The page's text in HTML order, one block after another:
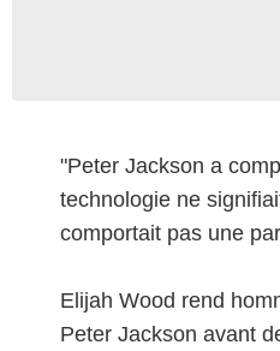
"Peter Jackson a
technologie ne
comportait pas une
Elijah Wood rend
Peter Jackson avant